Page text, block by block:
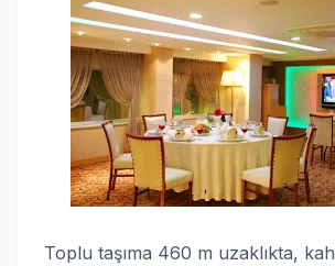
Toplu taşıma 460 m uzaklıkta,